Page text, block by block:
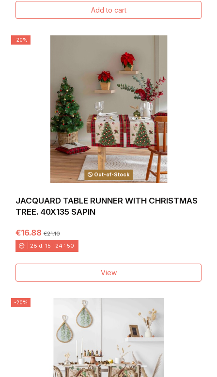
Add to cart
-20%
Out-of-Stock
JACQUARD TABLE RUNNER WITH CHRISTMAS
TREE. 40X135 SAPIN
€16.88€21.10
28 d. 15 : 24 : 49
View
-20%